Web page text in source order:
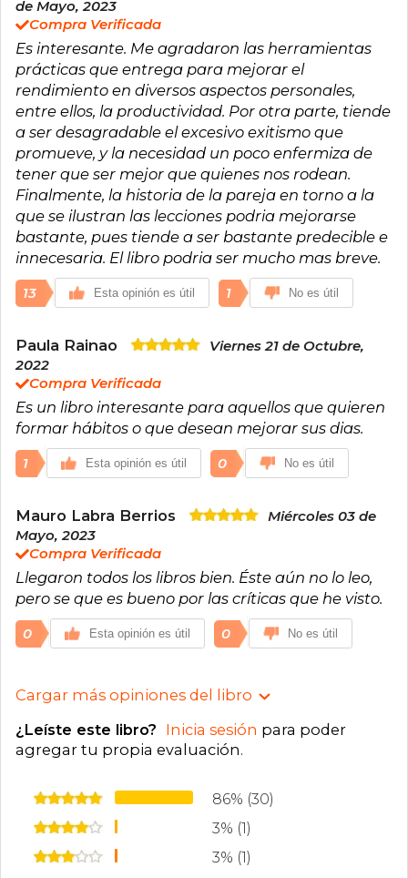
de Mayo, 2023
Compra Verificada
Es interesante. Me agradaron las herramientas
prácticas que entrega para mejorar el
rendimiento en diversos aspectos personales,
entre ellos, la productividad. Por otra parte, tiende
a ser desagradable el excesivo exitismo que
promueve, y la necesidad un poco enfermiza de
tener que ser mejor que quienes nos rodean.
Finalmente, la historia de la pareja en torno a la
que se ilustran las lecciones podria mejorarse
bastante, pues tiende a ser bastante predecible e
innecesaria. El libro podria ser mucho mas breve.
13 Esta opinión es útil 1 No es útil
Paula Rainao
Viernes 21 de Octubre,
2022
Compra Verificada
Es un libro interesante para aquellos que quieren
formar hábitos o que desean mejorar sus dias.
1 Esta opinión es útil 0 No es útil
Mauro Labra Berrios
Miércoles 03 de
Mayo, 2023
Compra Verificada
Llegaron todos los libros bien. Éste aún no lo leo,
pero se que es bueno por las críticas que he visto.
0 Esta opinión es útil 0 No es útil
Cargar más opiniones del libro
¿Leíste este libro? Inicia sesión para poder
agregar tu propia evaluación.
86% (30)
3% (1)
3% (1)